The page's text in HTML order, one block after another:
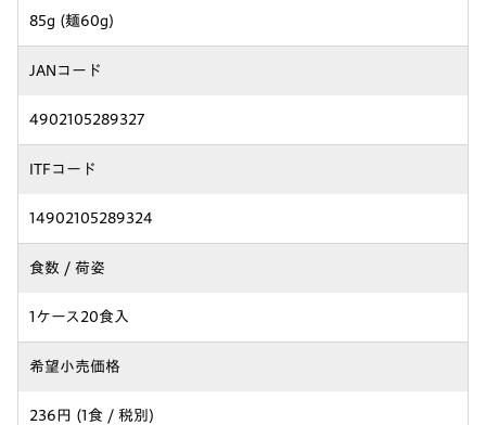
85g (麺60g)
JANコード
4902105289327
ITFコード
14902105289324
食数 / 荷姿
1ケース20食入
希望小売価格
236円 (1食 / 税別)